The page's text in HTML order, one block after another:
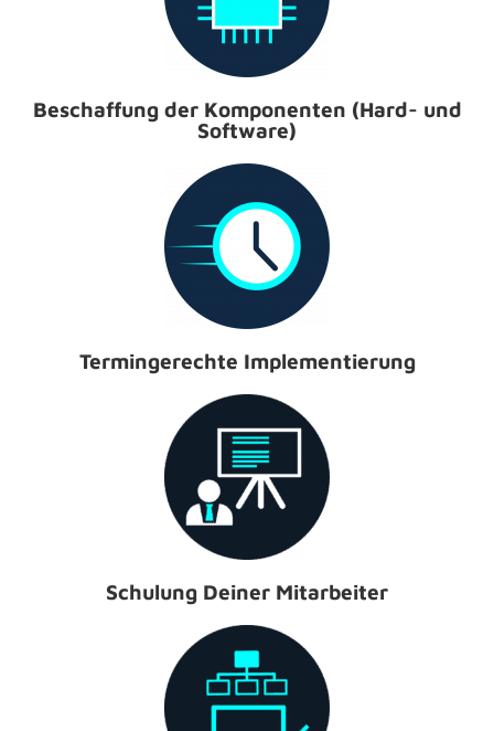
Beschaffung der Komponenten (Hard- und
Software)
Termingerechte Implementierung
Schulung Deiner Mitarbeiter